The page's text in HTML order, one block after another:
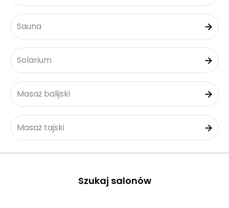
Sauna
Solarium
Masaż balijski
Masaż tajski
Szukaj salonów